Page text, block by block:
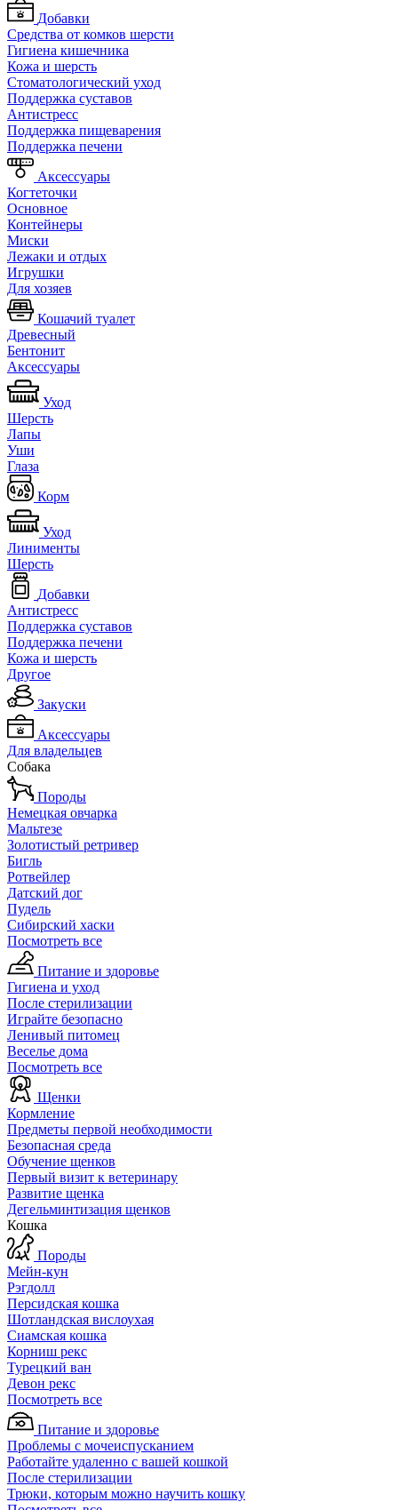
Добавки
Средства от комков шерсти
Гигиена кишечника
Кожа и шерсть
Cтоматологический уход
Поддержка суставов
Антистресс
Поддержка пищеварения
Поддержка печени
Аксессуары
Когтеточки
Основное
Контейнеры
Миски
Лежаки и отдых
Игрушки
Для хозяев
Кошачий туалет
Древесный
Бентонит
Аксессуары
Уход
Шерсть
Лапы
Уши
Глаза
Корм
Уход
Линименты
Шерсть
Добавки
Антистресс
Поддержка суставов
Поддержка печени
Кожа и шерсть
Другое
Закуски
Аксессуары
Для владельцев
Собака
Породы
Немецкая овчарка
Мальтезе
Золотистый ретривер
Бигль
Ротвейлер
Датский дог
Пудель
Сибирский хаски
Посмотреть все
Питание и здоровье
Гигиена и уход
После стерилизации
Играйте безопасно
Ленивый питомец
Веселье дома
Посмотреть все
Щенки
Кормление
Предметы первой необходимости
Безопасная среда
Обучение щенков
Первый визит к ветеринару
Развитие щенка
Дегельминтизация щенков
Кошка
Породы
Мейн-кун
Рэгдолл
Персидская кошка
Шотландская вислоухая
Сиамская кошка
Корниш рекс
Турецкий ван
Девон рекс
Посмотреть все
Питание и здоровье
Проблемы с мочеиспусканием
Работайте удаленно с вашей кошкой
После стерилизации
Трюки, которым можно научить кошку